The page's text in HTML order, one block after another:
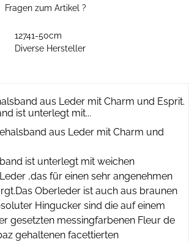
Fragen zum Artikel ?
12741-50cm
Diverse Hersteller
aus Leder mit Charm und Esprit.
ist unterlegt mit...
aus Leder mit Charm und
ist unterlegt mit weichen
,das für einen sehr angenehmen
Oberleder ist auch aus braunen
Hingucker sind die auf einem
gesetzten messingfarbenen Fleur de
gehaltenen facettierten